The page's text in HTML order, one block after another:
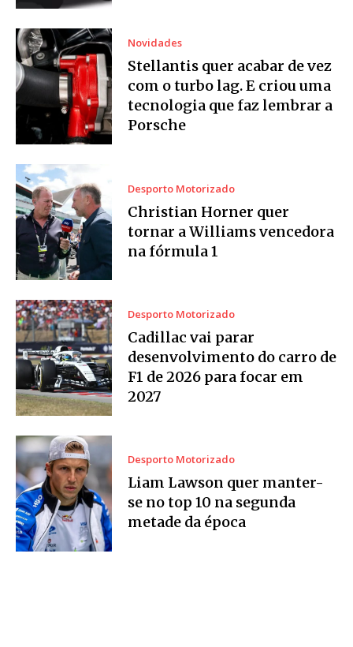
Novidades
Stellantis quer acabar de vez
com o turbo lag. E criou uma
tecnologia que faz lembrar a
Porsche
Desporto Motorizado
Christian Horner quer
tornar a Williams vencedora
na fórmula 1
Desporto Motorizado
Cadillac vai parar
desenvolvimento do carro de
F1 de 2026 para focar em
2027
Desporto Motorizado
Liam Lawson quer manter-
se no top 10 na segunda
metade da época